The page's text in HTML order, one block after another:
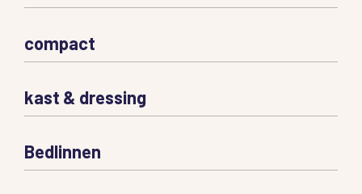
compact
kast & dressing
Bedlinnen